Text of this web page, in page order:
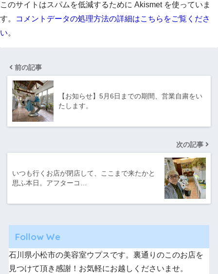
このサイトはスパムを低減するために Akismet を使っていま
す。
コメントデータの処理方法の詳細はこちらをご覧くださ
い。
前の記事
【お知らせ】5月6日までの期間、営業自粛をい
たします。
次の記事
いつも行くお店が閉店して、ここまで来たかと
思ふ本日。アフターコ…
Follow We
石川県小松市の美容室ウプスです。裏通りのこのお店を
見つけて頂き感謝！お気軽にお越しくださいませ。